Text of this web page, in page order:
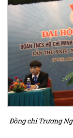
Đồng chí Trương